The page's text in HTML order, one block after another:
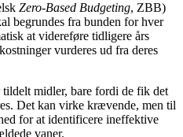
Zero-Based Budgeting, ZBB)
begrundes fra bunden for hver
at videreføre tidligere års
vurderes ud fra deres
midler, bare fordi de fik det
Det kan virke krævende, men til
for at identificere ineffektive
vaner.